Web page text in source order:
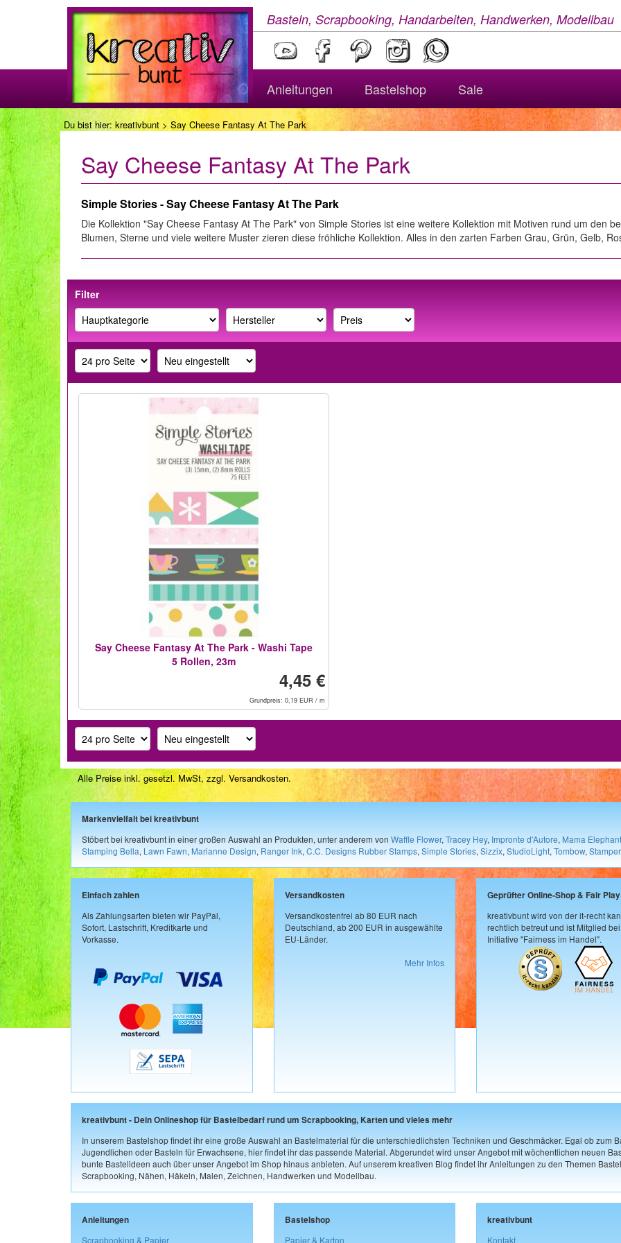
Basteln, Scrapbooking, Handarbeiten, Handwerken, Modellbau
Anleitungen Bastelshop Sale
Du bist hier: kreativbunt > Say Cheese Fantasy At The Park
Say Cheese Fantasy At The Park
Simple Stories - Say Cheese Fantasy At The Park
Die Kollektion "Say Cheese Fantasy At The Park" von Simple Stories ist eine weitere Kollektion mit Motiven rund um den
Blumen, Sterne und viele weitere Muster zieren diese fröhliche Kollektion. Alles in den zarten Farben Grau, Grün, Gelb,
Filter
Say Cheese Fantasy At The Park - Washi Tape
5 Rollen, 23m
4,45 €
Grundpreis: 0,19 EUR / m
Alle Preise inkl. gesetzl. MwSt, zzgl. Versandkosten.
Markenvielfalt bei kreativbunt
Stöbert bei kreativbunt in einer großen Auswahl an Produkten, unter anderem von Waffle Flower, Tracey Hey, Impronte d'Autore, Mama Elephant
Stamping Bella, Lawn Fawn, Marianne Design, Ranger Ink, C.C. Designs Rubber Stamps, Simple Stories, Sizzix, StudioLight, Tombow,
Einfach zahlen
Als Zahlungsarten bieten wir PayPal,
Sofort, Lastschrift, Kreditkarte und
Vorkasse.
Versandkosten
Versandkostenfrei ab 80 EUR nach
Deutschland, ab 200 EUR in ausgewählte
EU-Länder.
Mehr Infos
Geprüfter Online-Shop & Fair Play
kreativbunt wird von der it-recht
rechtlich betreut und ist Mitglied
Initiative "Fairness im Handel".
kreativbunt - Dein Onlineshop für Bastelbedarf rund um Scrapbooking, Karten und vieles mehr
In unserem Bastelshop findet ihr eine große Auswahl an Bastelmaterial für die unterschiedlichsten Techniken und Geschmäcker. Egal ob zum
Jugendlichen oder Basteln für Erwachsene, hier findet ihr das passende Material. Abgerundet wird unser Angebot mit wöchentlichen neuen
bunte Bastelideen auch über unser Angebot im Shop hinaus anbieten. Auf unserem kreativen Blog findet ihr Anleitungen zu den Themen
Scrapbooking, Nähen, Häkeln, Malen, Zeichnen, Handwerken und Modellbau.
Anleitungen
Scrapbooking & Papier
Bastelshop
Papier & Karton
kreativbunt
Kontakt